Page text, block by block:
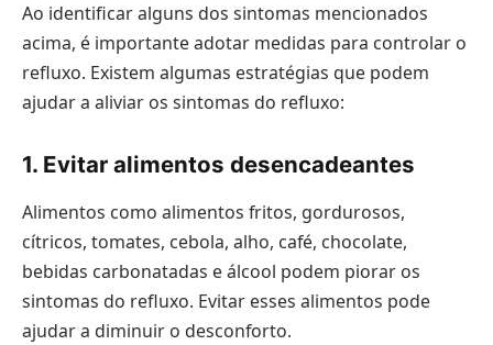
Ao identificar alguns dos sintomas mencionados
acima, é importante adotar medidas para controlar o
refluxo. Existem algumas estratégias que podem
ajudar a aliviar os sintomas do refluxo:
1. Evitar alimentos desencadeantes
Alimentos como alimentos fritos, gordurosos,
cítricos, tomates, cebola, alho, café, chocolate,
bebidas carbonatadas e álcool podem piorar os
sintomas do refluxo. Evitar esses alimentos pode
ajudar a diminuir o desconforto.